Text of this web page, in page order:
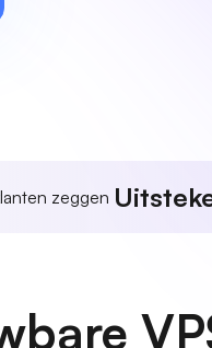
zeggen